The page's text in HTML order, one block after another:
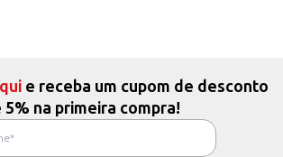
e receba um cupom de desconto
5% na primeira compra!